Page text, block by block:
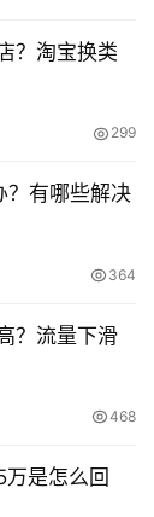
刻关注行业
几人小团队，
有一定的制
找来合作，做
里，宝贝就很
，都还算有差
，烂的一地。
？淘宝换类
299
？有哪些解决
364
？流量下滑
468
是怎么回